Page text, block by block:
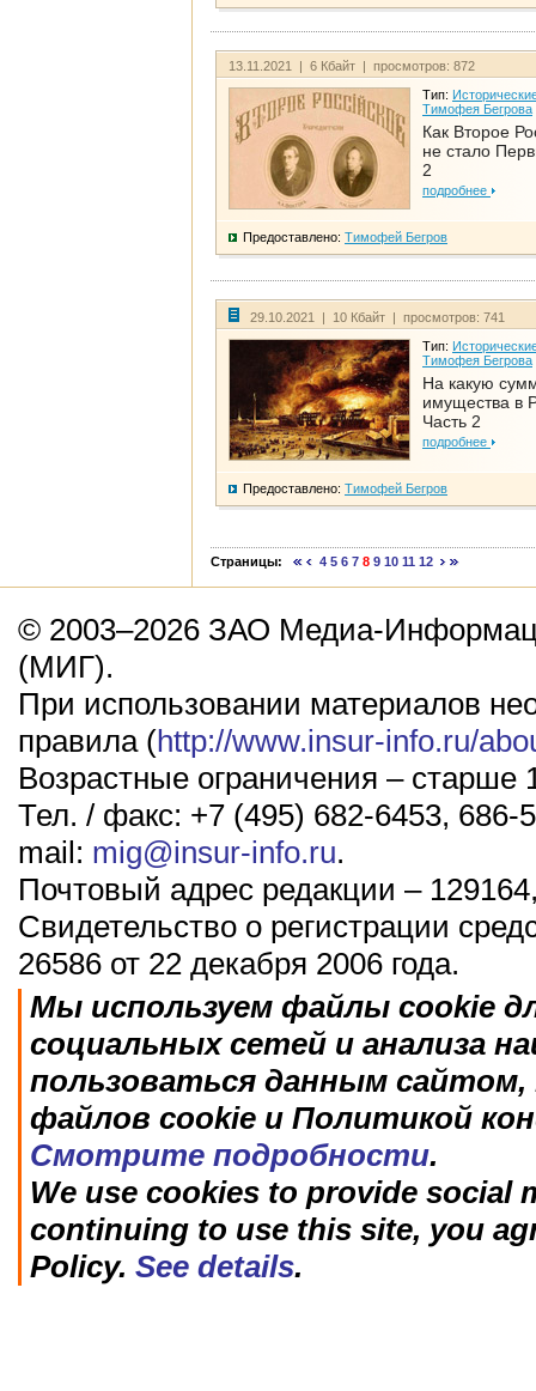
13.11.2021 | 6 Кбайт | просмотров: 872
Тип:
Тимофея Бегрова
Как Второе
не стало
2
подробнее
Предоставлено: Тимофей Бегров
29.10.2021 | 10 Кбайт | просмотров: 741
Тип:
Тимофея Бегрова
На какую
имущества в
Часть 2
подробнее
Предоставлено: Тимофей Бегров
Страницы: 4 5 6 7 8 9 10 11 12
© 2003–2026 ЗАО Медиа-
(МИГ).
При использовании материалов
правила (http://www.insur-info.ru/
Возрастные ограничения – старше
Тел. / факс: +7 (495) 682-6453, 686-
mail: mig@insur-info.ru.
Почтовый адрес редакции –
Свидетельство о регистрации
26586 от 22 декабря 2006 года.
Мы используем файлы cookie
социальных сетей и анализа
пользоваться данным
файлов cookie и Политикой
Смотрите подробности.
We use cookies to provide social
continuing to use this site, you
Policy. See details.